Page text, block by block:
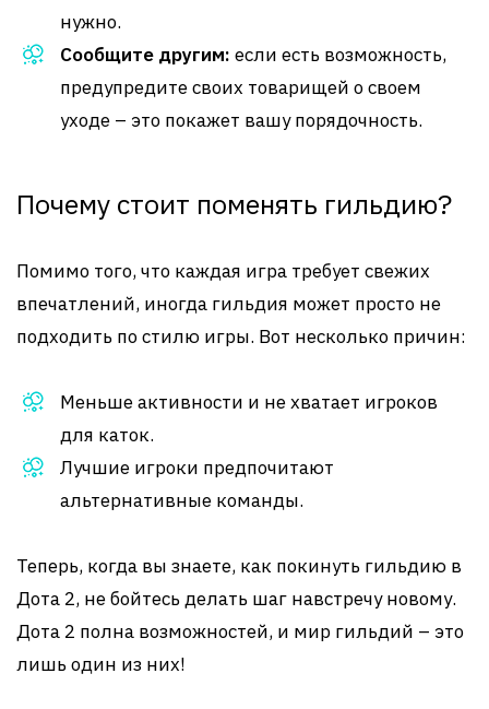
нужно.
Сообщите другим: если есть возможность,
предупредите своих товарищей о своем
уходе – это покажет вашу порядочность.
Почему стоит поменять гильдию?
Помимо того, что каждая игра требует свежих
впечатлений, иногда гильдия может просто не
подходить по стилю игры. Вот несколько причин:
Меньше активности и не хватает игроков
для каток.
Лучшие игроки предпочитают
альтернативные команды.
Теперь, когда вы знаете, как покинуть гильдию в
Дота 2, не бойтесь делать шаг навстречу новому.
Дота 2 полна возможностей, и мир гильдий – это
лишь один из них!